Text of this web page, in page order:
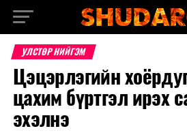
УЛСТӨР НИЙГЭМ
Цэцэрлэгийн
цахим бүртгэл ирэх
эхэлнэ